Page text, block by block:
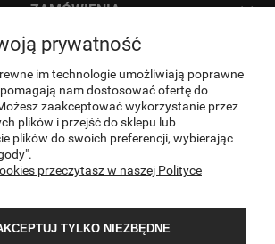
ZAMÓWIENIA
INFORMACJE
O NAS
KONTAKT
prywatność
im technologie umożliwiają poprawne
nam dostosować ofertę do
zaakceptować wykorzystanie przez
plików i przejść do sklepu lub
plików do swoich preferencji, wybierając
przeczytasz w naszej Polityce
TYLKO NIEZBĘDNE